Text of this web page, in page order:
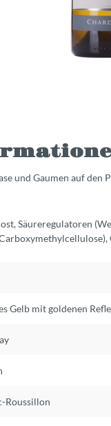
und Gaumen auf
Säureregulatoren
Gelb mit goldenen
Roussillon